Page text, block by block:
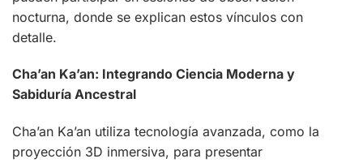
nocturna, donde se explican estos vínculos con
detalle.
Cha’an Ka’an: Integrando Ciencia Moderna y
Sabiduría Ancestral
Cha’an Ka’an utiliza tecnología avanzada, como la
proyección 3D inmersiva, para presentar